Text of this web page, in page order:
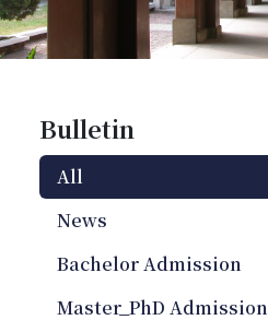
Bulletin
All
News
Bachelor Admission
Master_PhD Admission